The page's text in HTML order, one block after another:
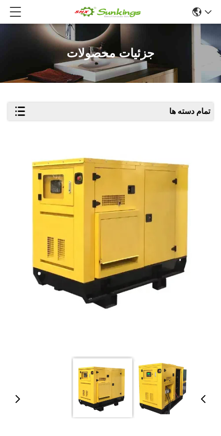
جزئیات محصولات
تمام دسته ها